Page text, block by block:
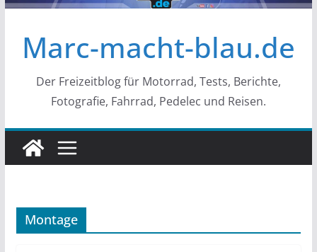
Marc-macht-blau.de
Der Freizeitblog für Motorrad, Tests, Berichte,
Fotografie, Fahrrad, Pedelec und Reisen.
Montage